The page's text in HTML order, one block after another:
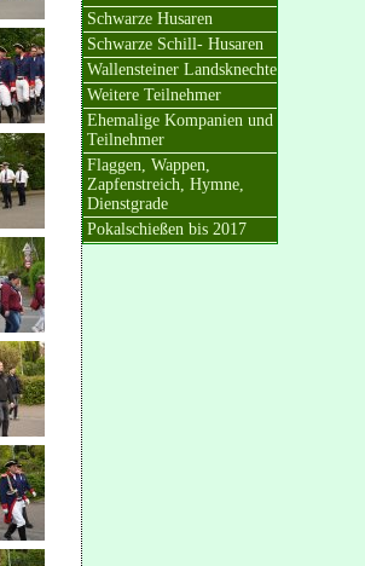
Schwarze Husaren
Schwarze Schill- Husaren
Wallensteiner Landsknechte
Weitere Teilnehmer
Ehemalige Kompanien und
Teilnehmer
Flaggen, Wappen,
Zapfenstreich, Hymne,
Dienstgrade
Pokalschießen bis 2017